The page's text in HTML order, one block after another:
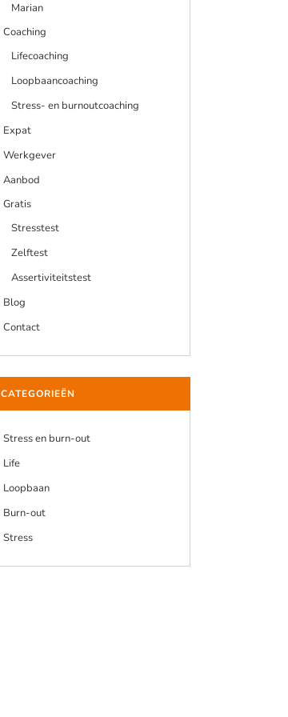
Marian
Coaching
Lifecoaching
Loopbaancoaching
Stress- en burnoutcoaching
Expat
Werkgever
Aanbod
Gratis
Stresstest
Zelftest
Assertiviteitstest
Blog
Contact
CATEGORIEËN
Stress en burn-out
Life
Loopbaan
Burn-out
Stress